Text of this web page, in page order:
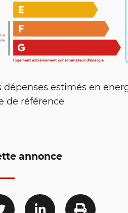
estimés en
de référence
annonce